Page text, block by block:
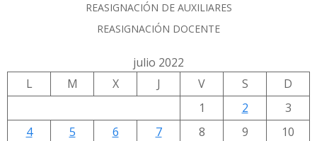
REASIGNACIÓN DE AUXILIARES
REASIGNACIÓN DOCENTE
julio 2022
L
M X J V S
D
1
2
3
4
5 6 7 8 9
10